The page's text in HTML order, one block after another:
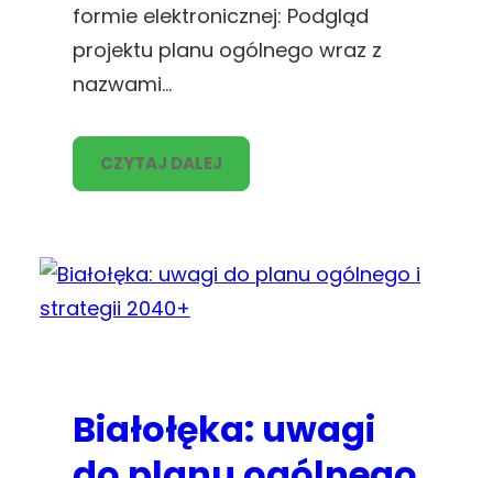
formie elektronicznej: Podgląd
projektu planu ogólnego wraz z
nazwami…
CZYTAJ DALEJ
Białołęka: uwagi